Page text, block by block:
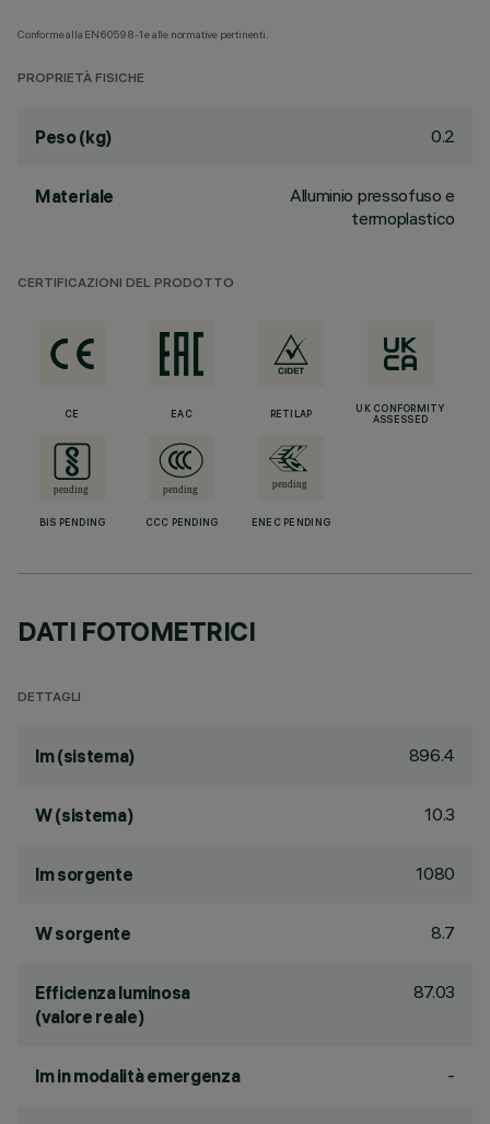
Conforme alla EN60598-1 e alle normative pertinenti.
PROPRIETÀ FISICHE
Peso (kg) 0.2
Materiale
Alluminio pressofuso e
termoplastico
CERTIFICAZIONI DEL PRODOTTO
CE EAC RETILAP
UK CONFORMITY
ASSESSED
BIS PENDING CCC PENDING ENEC PENDING
DATI FOTOMETRICI
DETTAGLI
lm (sistema) 896.4
W (sistema) 10.3
lm sorgente 1080
W sorgente 8.7
Efficienza luminosa
(valore reale)
87.03
lm in modalità emergenza -